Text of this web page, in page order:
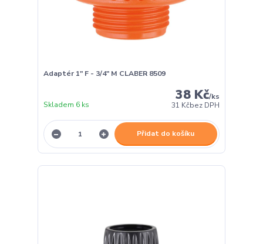
Adaptér 1" F - 3/4" M CLABER 8509
38 Kč/ks
31 Kčbez DPH
Skladem 6 ks
Přidat do košíku